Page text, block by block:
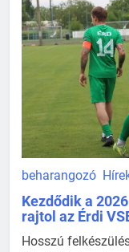
beharangozó
Kezdődik a
rajtol az Érdi
Hosszú